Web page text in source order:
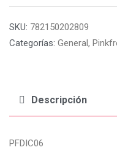
SKU: 782150202809
Categorías: General,
Descripción
PFDIC06